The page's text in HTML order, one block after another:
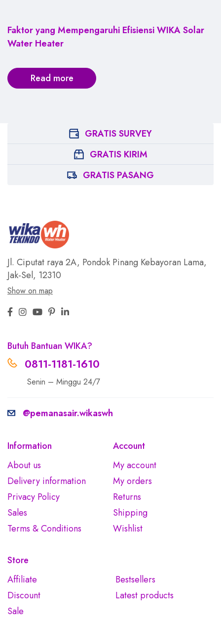
Faktor yang Mempengaruhi Efisiensi WIKA Solar
Water Heater
Read more
GRATIS SURVEY
GRATIS KIRIM
GRATIS PASANG
Jl. Ciputat raya 2A, Pondok Pinang Kebayoran Lama,
Jak-Sel, 12310
Show on map
Butuh Bantuan WIKA?
0811-1181-1610
Senin – Minggu 24/7
@pemanasair.wikaswh
Information
About us
Delivery information
Privacy Policy
Sales
Terms & Conditions
Account
My account
My orders
Returns
Shipping
Wishlist
Store
Affiliate
Bestsellers
Discount
Latest products
Sale